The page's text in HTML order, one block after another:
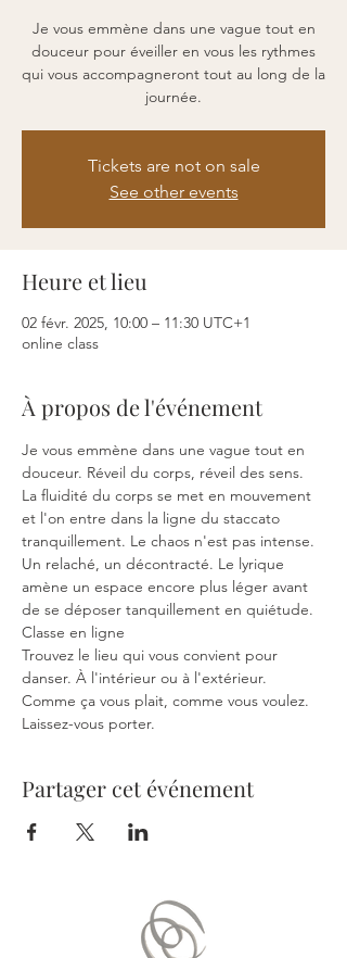
Je vous emmène dans une vague tout en
douceur pour éveiller en vous les rythmes
qui vous accompagneront tout au long de la
journée.
Tickets are not on sale
See other events
Heure et lieu
02 févr. 2025, 10:00 – 11:30 UTC+1
online class
À propos de l'événement
Je vous emmène dans une vague tout en
douceur. Réveil du corps, réveil des sens.
La fluidité du corps se met en mouvement
et l'on entre dans la ligne du staccato
tranquillement. Le chaos n'est pas intense.
Un relaché, un décontracté. Le lyrique
amène un espace encore plus léger avant
de se déposer tanquillement en quiétude.
Classe en ligne
Trouvez le lieu qui vous convient pour
danser. À l'intérieur ou à l'extérieur.
Comme ça vous plait, comme vous voulez.
Laissez-vous porter.
Partager cet événement